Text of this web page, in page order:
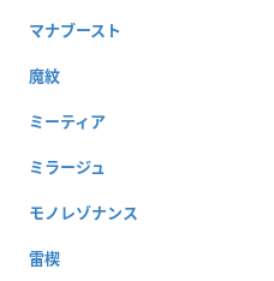
マナブースト
魔紋
ミーティア
ミラージュ
モノレゾナンス
雷楔